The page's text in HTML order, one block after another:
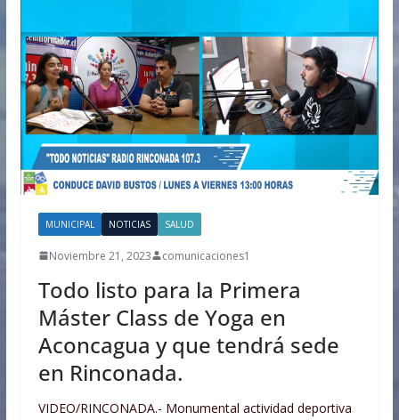
MUNICIPAL NOTICIAS SALUD
Noviembre 21, 2023 comunicaciones1
Todo listo para la Primera
Máster Class de Yoga en
Aconcagua y que tendrá sede
en Rinconada.
VIDEO/RINCONADA.- Monumental actividad deportiva